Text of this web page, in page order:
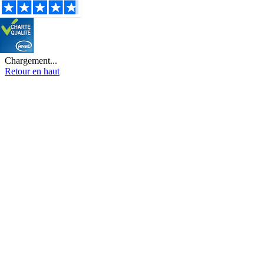
Chargement...
Retour en haut